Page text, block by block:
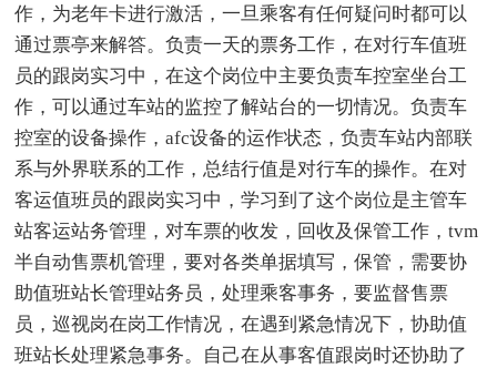
作，为老年卡进行激活，一旦乘客有任何疑问时都可以
通过票亭来解答。负责一天的票务工作，在对行车值班
员的跟岗实习中，在这个岗位中主要负责车控室坐台工
作，可以通过车站的监控了解站台的一切情况。负责车
控室的设备操作，afc设备的运作状态，负责车站内部联
系与外界联系的工作，总结行值是对行车的操作。在对
客运值班员的跟岗实习中，学习到了这个岗位是主管车
站客运站务管理，对车票的收发，回收及保管工作，tvm
半自动售票机管理，要对各类单据填写，保管，需要协
助值班站长管理站务员，处理乘客事务，要监督售票
员，巡视岗在岗工作情况，在遇到紧急情况下，协助值
班站长处理紧急事务。自己在从事客值跟岗时还协助了